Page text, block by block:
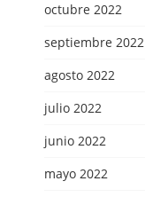
octubre 2022
septiembre 2022
agosto 2022
julio 2022
junio 2022
mayo 2022